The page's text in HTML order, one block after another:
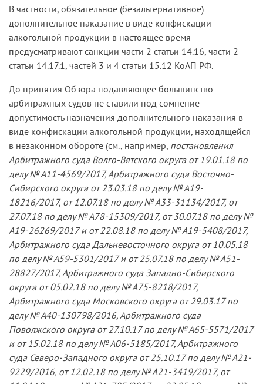
В частности, обязательное (безальтернативное)
дополнительное наказание в виде конфискации
алкогольной продукции в настоящее время
предусматривают санкции части 2 статьи 14.16, части 2
статьи 14.17.1, частей 3 и 4 статьи 15.12 КоАП РФ.
До принятия Обзора подавляющее большинство
арбитражных судов не ставили под сомнение
допустимость назначения дополнительного наказания в
виде конфискации алкогольной продукции, находящейся
в незаконном обороте (см., например, постановления
Арбитражного суда Волго-Вятского округа от 19.01.18 по
делу № А11-4569/2017, Арбитражного суда Восточно-
Сибирского округа от 23.03.18 по делу № А19-
18216/2017, от 12.07.18 по делу № А33-31134/2017, от
27.07.18 по делу № А78-15309/2017, от 30.07.18 по делу №
А19-26269/2017 и от 22.08.18 по делу № А19-5408/2017,
Арбитражного суда Дальневосточного округа от 10.05.18
по делу № А59-5301/2017 и от 25.07.18 по делу № А51-
28827/2017, Арбитражного суда Западно-Сибирского
округа от 05.02.18 по делу № А75-8218/2017,
Арбитражного суда Московского округа от 29.03.17 по
делу № А40-130798/2016, Арбитражного суда
Поволжского округа от 27.10.17 по делу № А65-5571/2017
и от 15.02.18 по делу № А06-5185/2017, Арбитражного
суда Северо-Западного округа от 25.10.17 по делу № А21-
9229/2016, от 12.02.18 по делу № А21-3419/2017, от